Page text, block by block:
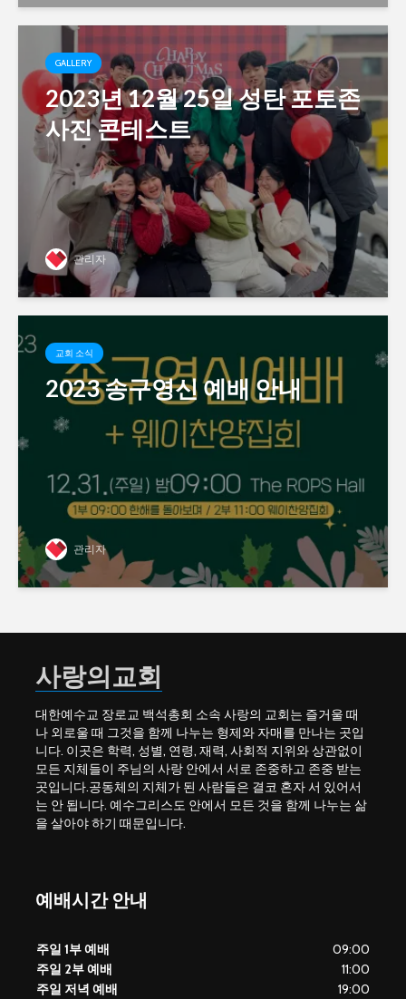
GALLERY
2023년 12월 25일 성탄 포토존
사진 콘테스트
관리자
교회 소식
2023 송구영신 예배 안내
관리자
사랑의교회
대한예수교 장로교 백석총회 소속 사랑의 교회는 즐거울 때
나 외로울 때 그것을 함께 나누는 형제와 자매를 만나는 곳입
니다. 이곳은 학력, 성별, 연령, 재력, 사회적 지위와 상관없이
모든 지체들이 주님의 사랑 안에서 서로 존중하고 존중 받는
곳입니다.공동체의 지체가 된 사람들은 결코 혼자 서 있어서
는 안 됩니다. 예수그리스도 안에서 모든 것을 함께 나누는 삶
을 살아야 하기 때문입니다.
예배시간 안내
주일 1부 예배
09:00
주일 2부 예배
11:00
주일 저녁 예배
19:00